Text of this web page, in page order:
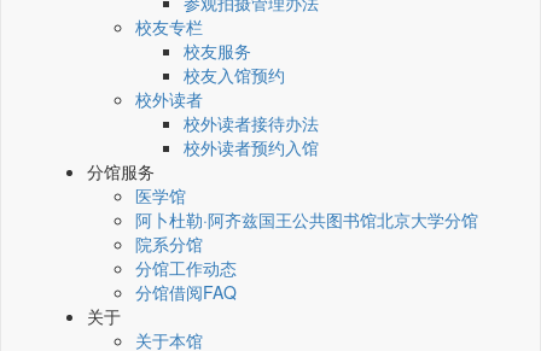
校友专栏
校友服务
校友入馆预约
校外读者
校外读者接待办法
校外读者预约入馆
分馆服务
医学馆
阿卜杜勒·阿齐兹国王公共图书馆北京大学分馆
院系分馆
分馆工作动态
分馆借阅FAQ
关于
关于本馆